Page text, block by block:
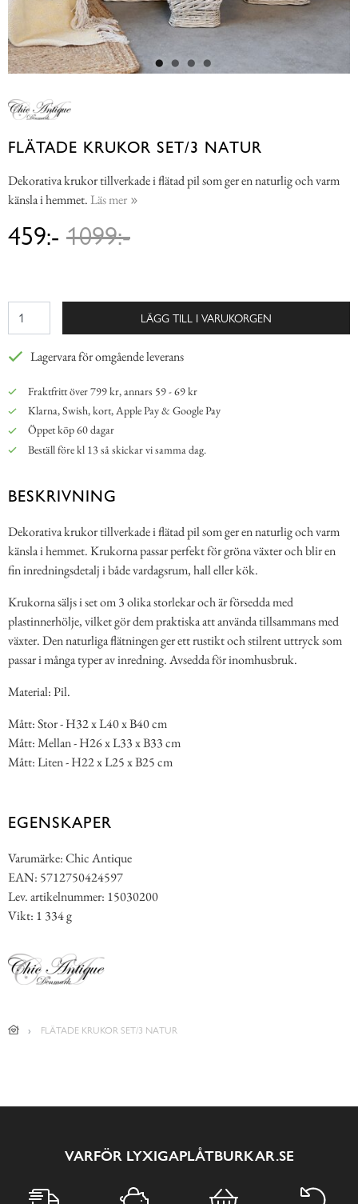
FLÄTADE KRUKOR SET/3 NATUR
Dekorativa krukor tillverkade i flätad pil som ger en naturlig och varm
känsla i hemmet. Läs mer
459:- 1099:-
LÄGG TILL I VARUKORGEN
Lagervara för omgående leverans
Fraktfritt över 799 kr, annars 59 - 69 kr
Klarna, Swish, kort, Apple Pay & Google Pay
Öppet köp 60 dagar
Beställ före kl 13 så skickar vi samma dag.
BESKRIVNING
Dekorativa krukor tillverkade i flätad pil som ger en naturlig och varm
känsla i hemmet. Krukorna passar perfekt för gröna växter och blir en
fin inredningsdetalj i både vardagsrum, hall eller kök.
Krukorna säljs i set om 3 olika storlekar och är försedda med
plastinnerhölje, vilket gör dem praktiska att använda tillsammans med
växter. Den naturliga flätningen ger ett rustikt och stilrent uttryck som
passar i många typer av inredning. Avsedda för inomhusbruk.
Material: Pil.
Mått: Stor - H32 x L40 x B40 cm
Mått: Mellan - H26 x L33 x B33 cm
Mått: Liten - H22 x L25 x B25 cm
EGENSKAPER
Varumärke: Chic Antique
EAN: 5712750424597
Lev. artikelnummer: 15030200
Vikt: 1 334 g
FLÄTADE KRUKOR SET/3 NATUR
VARFÖR LYXIGAPLÅTBURKAR.SE